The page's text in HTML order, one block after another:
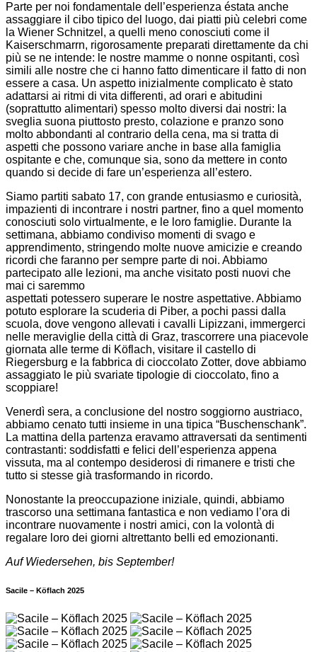
Parte per noi fondamentale dell’esperienza éstata anche
assaggiare il cibo tipico del luogo, dai piatti più celebri come
la Wiener Schnitzel, a quelli meno conosciuti come il
Kaiserschmarrn, rigorosamente preparati direttamente da chi
più se ne intende: le nostre mamme o nonne ospitanti, così
simili alle nostre che ci hanno fatto dimenticare il fatto di non
essere a casa. Un aspetto inizialmente complicato è stato
adattarsi ai ritmi di vita differenti, ad orari e abitudini
(soprattutto alimentari) spesso molto diversi dai nostri: la
sveglia suona piuttosto presto, colazione e pranzo sono
molto abbondanti al contrario della cena, ma si tratta di
aspetti che possono variare anche in base alla famiglia
ospitante e che, comunque sia, sono da mettere in conto
quando si decide di fare un’esperienza all’estero.
Siamo partiti sabato 17, con grande entusiasmo e curiosità,
impazienti di incontrare i nostri partner, fino a quel momento
conosciuti solo virtualmente, e le loro famiglie. Durante la
settimana, abbiamo condiviso momenti di svago e
apprendimento, stringendo molte nuove amicizie e creando
ricordi che faranno per sempre parte di noi. Abbiamo
partecipato alle lezioni, ma anche visitato posti nuovi che
mai ci saremmo
aspettati potessero superare le nostre aspettative. Abbiamo
potuto esplorare la scuderia di Piber, a pochi passi dalla
scuola, dove vengono allevati i cavalli Lipizzani, immergerci
nelle meraviglie della città di Graz, trascorrere una piacevole
giornata alle terme di Köflach, visitare il castello di
Riegersburg e la fabbrica di cioccolato Zotter, dove abbiamo
assaggiato le più svariate tipologie di cioccolato, fino a
scoppiare!
Venerdì sera, a conclusione del nostro soggiorno austriaco,
abbiamo cenato tutti insieme in una tipica “Buschenschank”.
La mattina della partenza eravamo attraversati da sentimenti
contrastanti: soddisfatti e felici dell’esperienza appena
vissuta, ma al contempo desiderosi di rimanere e tristi che
tutto si stesse già trasformando in ricordo.
Nonostante la preoccupazione iniziale, quindi, abbiamo
trascorso una settimana fantastica e non vediamo l’ora di
incontrare nuovamente i nostri amici, con la volontà di
regalare loro dei giorni altrettanto belli ed emozionanti.
Auf Wiedersehen, bis September!
Sacile – Köflach 2025